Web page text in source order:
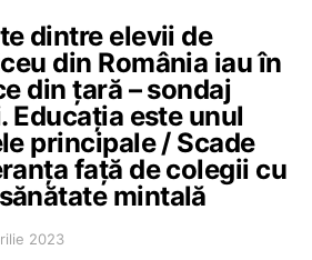
dintre elevii de
din România iau în
din țară – sondaj
Educația este unul
principale / Scade
față de colegii cu
mintală
2023